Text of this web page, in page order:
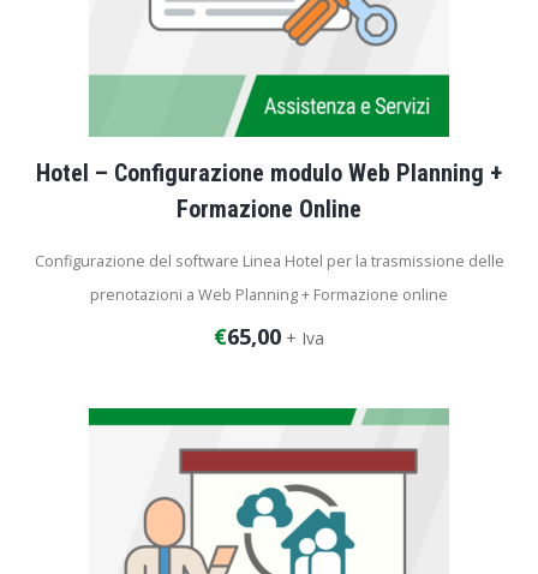
Hotel – Configurazione modulo Web Planning +
Formazione Online
Configurazione del software Linea Hotel per la trasmissione delle
prenotazioni a Web Planning + Formazione online
Durata dell’intervento: 1 ora
€65,00 + Iva